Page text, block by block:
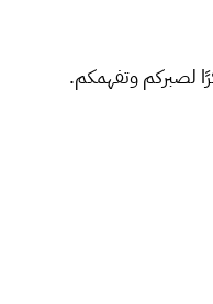
لصبركم وتفهمكم.